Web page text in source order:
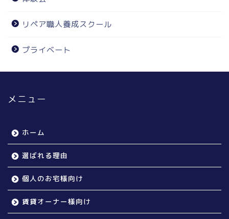
リペア職人養成スクール
プライベート
メニュー
ホーム
選ばれる理由
個人のお宅様向け
賃貸オーナー様向け